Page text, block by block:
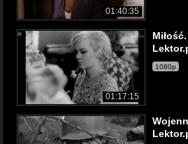
01:40:35
01:17:15
1080p